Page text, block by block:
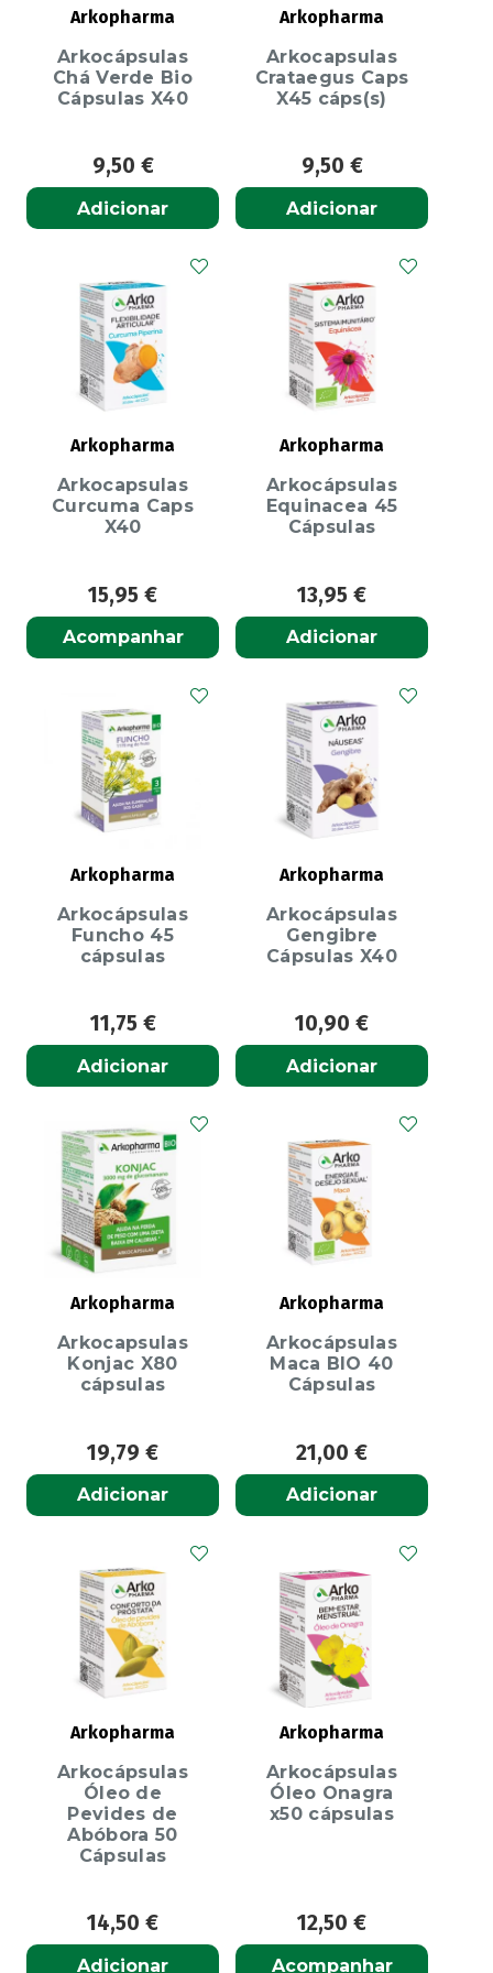
Arkopharma
Arkocápsulas
Chá Verde Bio
Cápsulas X40
9,50 €
Adicionar
Arkopharma
Arkocapsulas
Crataegus Caps
X45 cáps(s)
9,50 €
Adicionar
Arkopharma
Arkocapsulas
Curcuma Caps
X40
15,95 €
Acompanhar
Arkopharma
Arkocápsulas
Equinacea 45
Cápsulas
13,95 €
Adicionar
Arkopharma
Arkocápsulas
Funcho 45
cápsulas
11,75 €
Adicionar
Arkopharma
Arkocápsulas
Gengibre
Cápsulas X40
10,90 €
Adicionar
Arkopharma
Arkocapsulas
Konjac X80
cápsulas
19,79 €
Adicionar
Arkopharma
Arkocápsulas
Maca BIO 40
Cápsulas
21,00 €
Adicionar
Arkopharma
Arkocápsulas
Óleo de
Pevides de
Abóbora 50
Cápsulas
14,50 €
Adicionar
Arkopharma
Arkocápsulas
Óleo Onagra
x50 cápsulas
12,50 €
Acompanhar